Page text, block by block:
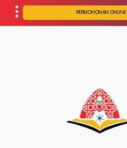
PERMOHONAN ONLINE